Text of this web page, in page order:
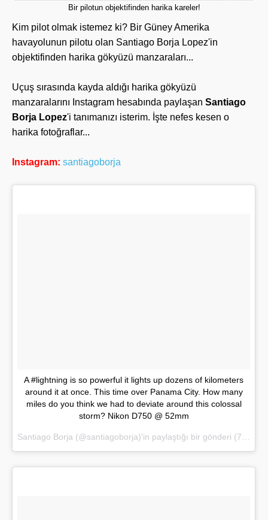
Bir pilotun objektifinden harika kareler!
Kim pilot olmak istemez ki? Bir Güney Amerika
havayolunun pilotu olan Santiago Borja Lopez'in
objektifinden harika gökyüzü manzaraları...
Uçuş sırasında kayda aldığı harika gökyüzü
manzaralarını Instagram hesabında paylaşan Santiago
Borja Lopez'i tanımanızı isterim. İşte nefes kesen o
harika fotoğraflar...
Instagram: santiagoborja
A #lightning is so powerful it lights up dozens of kilometers
around it at once. This time over Panama City. How many
miles do you think we had to deviate around this colossal
storm? Nikon D750 @ 52mm
Santiago Borja (@santiagoborja)'in paylaştığı bir gönderi (7 May 2017, 13:21 PDT